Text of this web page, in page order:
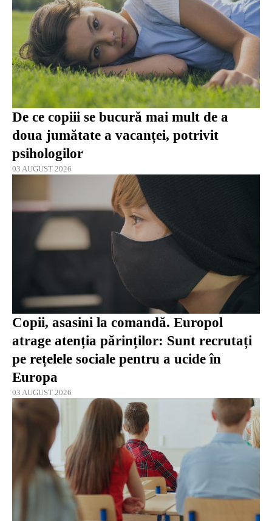
De ce copiii se bucură mai mult de a
doua jumătate a vacanței, potrivit
psihologilor
03 AUGUST 2026
Copii, asasini la comandă. Europol
atrage atenția părinților: Sunt recrutați
pe rețelele sociale pentru a ucide în
Europa
03 AUGUST 2026